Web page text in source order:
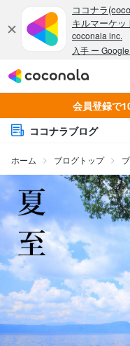
会員登録で
ココナラブログ
ホーム ブログトップ